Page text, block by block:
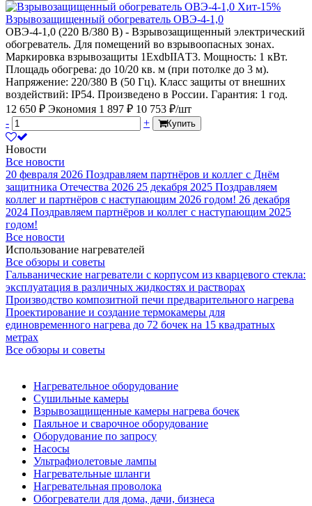
Хит-15%
Взрывозащищенный обогреватель ОВЭ-4-1,0
ОВЭ-4-1,0 (220 В/380 В) - Взрывозащищенный электрический
обогреватель. Для помещений во взрывоопасных зонах.
Маркировка взрывозащиты 1EхdbIIАT3. Мощность: 1 кВт.
Площадь обогрева: до 10/20 кв. м (при потолке до 3 м).
Напряжение: 220/380 В (50 Гц). Класс защиты от внешних
воздействий: IP54. Произведено в России. Гарантия: 1 год.
12 650 ₽ Экономия 1 897 ₽ 10 753 ₽/шт
-
+ Купить
Новости
Все новости
20 февраля 2026 Поздравляем партнёров и коллег с Днём
защитника Отечества 2026 25 декабря 2025 Поздравляем
коллег и партнёров с наступающим 2026 годом! 26 декабря
2024 Поздравляем партнёров и коллег с наступающим 2025
годом!
Все новости
Использование нагревателей
Все обзоры и советы
Гальванические нагреватели с корпусом из кварцевого стекла:
эксплуатация в различных жидкостях и растворах
Производство композитной печи предварительного нагрева
Проектирование и создание термокамеры для
единовременного нагрева до 72 бочек на 15 квадратных
метрах
Все обзоры и советы
Нагревательное оборудование
Сушильные камеры
Взрывозащищенные камеры нагрева бочек
Паяльное и сварочное оборудование
Оборудование по запросу
Насосы
Ультрафиолетовые лампы
Нагревательные шланги
Нагревательная проволока
Обогреватели для дома, дачи, бизнеса